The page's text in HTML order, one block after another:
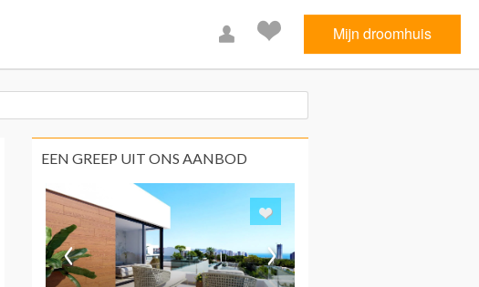
Mijn droomhuis
EEN GREEP UIT ONS AANBOD